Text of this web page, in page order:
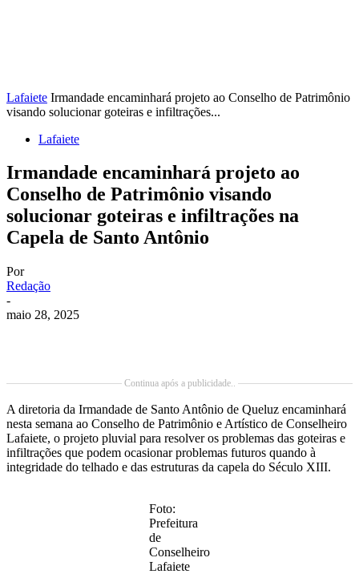
Lafaiete Irmandade encaminhará projeto ao Conselho de Patrimônio
visando solucionar goteiras e infiltrações...
Lafaiete
Irmandade encaminhará projeto ao
Conselho de Patrimônio visando
solucionar goteiras e infiltrações na
Capela de Santo Antônio
Por
Redação
-
maio 28, 2025
Continua após a publicidade..
A diretoria da Irmandade de Santo Antônio de Queluz encaminhará
nesta semana ao Conselho de Patrimônio e Artístico de Conselheiro
Lafaiete, o projeto pluvial para resolver os problemas das goteiras e
infiltrações que podem ocasionar problemas futuros quando à
integridade do telhado e das estruturas da capela do Século XIII.
Foto:
Prefeitura
de
Conselheiro
Lafaiete